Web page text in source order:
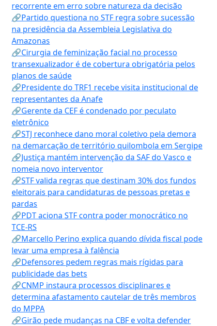
recorrente em erro sobre natureza da decisão
🔗Partido questiona no STF regra sobre sucessão
na presidência da Assembleia Legislativa do
Amazonas
🔗Cirurgia de feminização facial no processo
transexualizador é de cobertura obrigatória pelos
planos de saúde
🔗Presidente do TRF1 recebe visita institucional de
representantes da Anafe
🔗Gerente da CEF é condenado por peculato
eletrônico
🔗STJ reconhece dano moral coletivo pela demora
na demarcação de território quilombola em Sergipe
🔗Justiça mantém intervenção da SAF do Vasco e
nomeia novo interventor
🔗STF valida regras que destinam 30% dos fundos
eleitorais para candidaturas de pessoas pretas e
pardas
🔗PDT aciona STF contra poder monocrático no
TCE-RS
🔗Marcello Perino explica quando dívida fiscal pode
levar uma empresa à falência
🔗Defensores pedem regras mais rígidas para
publicidade das bets
🔗CNMP instaura processos disciplinares e
determina afastamento cautelar de três membros
do MPPA
🔗Girão pede mudanças na CBF e volta defender